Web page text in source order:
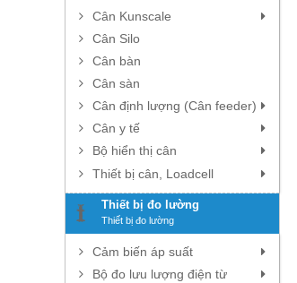
Cân Kunscale
Cân Silo
Cân bàn
Cân sàn
Cân định lượng (Cân feeder)
Cân y tế
Bộ hiển thị cân
Thiết bị cân, Loadcell
Thiết bị đo lường
Thiết bị đo lường
Cảm biến áp suất
Bộ đo lưu lượng điện từ